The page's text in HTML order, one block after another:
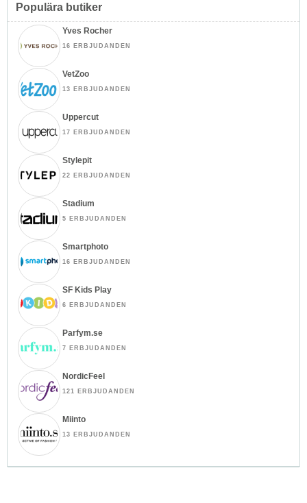
Populära butiker
Yves Rocher
16 ERBJUDANDEN
VetZoo
13 ERBJUDANDEN
Uppercut
17 ERBJUDANDEN
Stylepit
22 ERBJUDANDEN
Stadium
5 ERBJUDANDEN
Smartphoto
16 ERBJUDANDEN
SF Kids Play
6 ERBJUDANDEN
Parfym.se
7 ERBJUDANDEN
NordicFeel
121 ERBJUDANDEN
Miinto
13 ERBJUDANDEN